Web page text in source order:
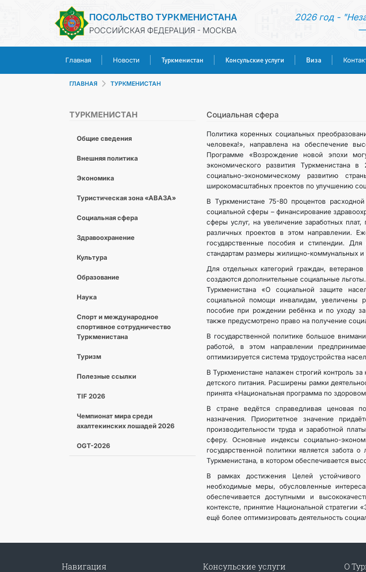
ПОСОЛЬСТВО ТУРКМЕНИСТАНА
РОССИЙСКАЯ ФЕДЕРАЦИЯ - МОСКВА
2026 год -
—
Главная Новости Туркменистан Консульские услуги Виза
ТУРКМЕНИСТАН
КОНСУЛЬСКИЕ
КОНТАКТНЫЕ
ГЛАВНАЯ ТУРКМЕНИСТАН
ТУРКМЕНИСТАН
Общие сведения
Внешняя политика
Экономика
Туристическая зона «АВАЗА»
Социальная сфера
Здравоохранение
Культура
Образование
Наука
Спорт и международное
спортивное сотрудничество
Туркменистана
Туризм
Полезные ссылки
TIF 2026
Чемпионат мира среди
ахалтекинских лошадей 2026
OGT-2026
Социальная сфера
Политика коренных социальных
человека!», направлена на обеспечение
Программе «Возрождение новой эпохи
экономического развития Туркменистана
социально-экономическому развитию
широкомасштабных проектов по улучшению
В Туркменистане 75-80 процентов
социальной сферы – финансирование
сферы услуг, на увеличение заработных
различных проектов в этом направлении.
государственные пособия и стипендии.
стандартам размеры жилищно-коммунальных и
Для отдельных категорий граждан,
создаются дополнительные социальные
Туркменистана «О социальной защите
социальной помощи инвалидам, увеличены
пособие при рождении ребёнка и по уходу
также предусмотрено право на получение
В государственной политике большое
работой, в этом направлении
оптимизируется система трудоустройства
В Туркменистане налажен строгий контроль
детского питания. Расширены рамки
принята «Национальная программа по
В стране ведётся справедливая ценовая
назначения. Приоритетное значение
производительности труда и заработной
сферу. Основные индексы социально-
государственной политики является забота
Туркменистана, в котором обеспечивается
В рамках достижения Целей устойчивого
необходимые меры, обусловленные
обеспечивается доступными и
контексте, принятие Национальной
ещё более оптимизировать деятельность
Навигация Консульские услуги О